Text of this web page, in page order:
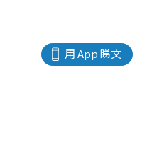
用 App 睇文